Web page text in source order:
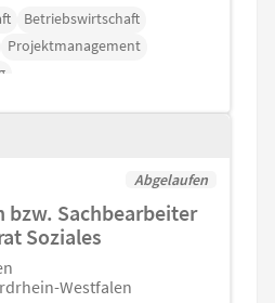
Betriebswirtschaft
Projektmanagement
Abgelaufen
bzw. Sachbearbeiter
Soziales
Westfalen